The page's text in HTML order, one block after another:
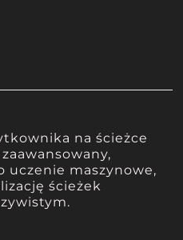
na ścieżce
uczenie maszynowe,
ścieżek